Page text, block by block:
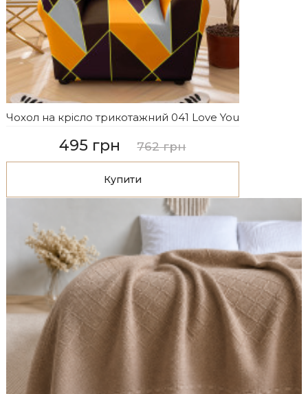
Чохол на крісло трикотажний 041 Love You
495 грн 762 грн
Купити